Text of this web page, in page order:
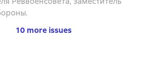
10 more issues